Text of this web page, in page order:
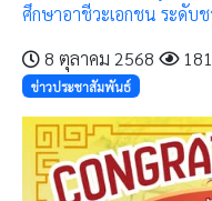
ศึกษาอาชีวะเอกชน ระดับ
8 ตุลาคม 2568
ข่าวประชาสัมพันธ์